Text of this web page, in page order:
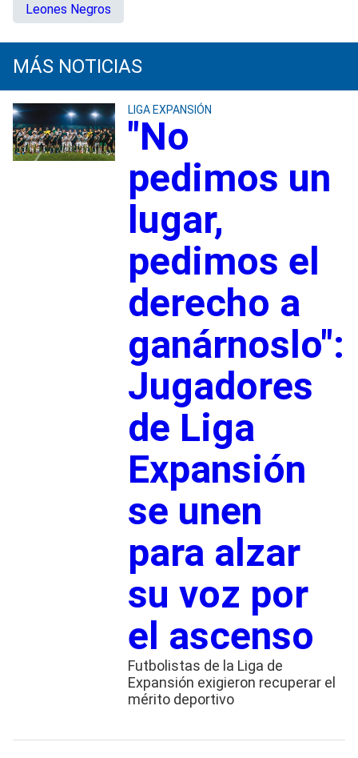
Leones Negros
MÁS NOTICIAS
LIGA EXPANSIÓN
"No
pedimos un
lugar,
pedimos el
derecho a
ganárnoslo":
Jugadores
de Liga
Expansión
se unen
para alzar
su voz por
el ascenso
Futbolistas de la Liga de
Expansión exigieron recuperar el
mérito deportivo